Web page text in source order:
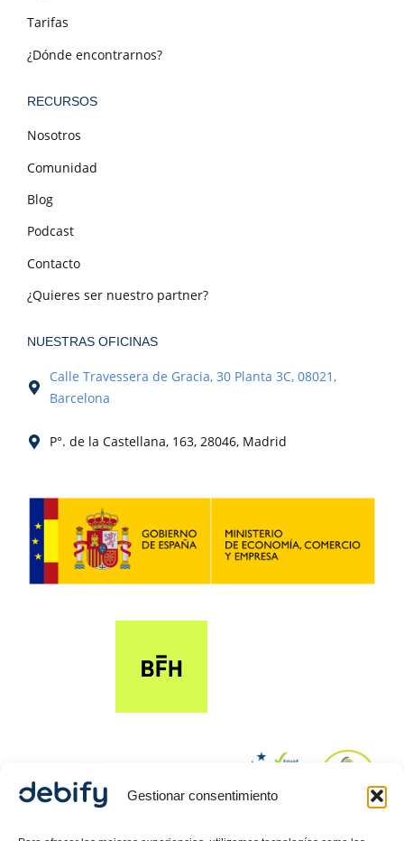
Gestionar consentimiento
Tarifas
¿Dónde encontrarnos?
RECURSOS
Nosotros
Comunidad
Blog
Podcast
Contacto
¿Quieres ser nuestro partner?
NUESTRAS OFICINAS
Calle Travessera de Gracia, 30 Planta 3C, 08021,
Barcelona
P°. de la Castellana, 163, 28046, Madrid